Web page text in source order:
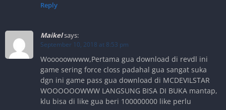
Reply
Maikelsays:
September 10, 2018 at 8:53 pm
Wooooowwww,Pertama gua download di revdl ini
game sering force closs padahal gua sangat suka
dgn ini game pass gua download di MCDEVILSTAR
WOOOOOOWWW LANGSUNG BISA DI BUKA mantap,
klu bisa di like gua beri 100000000 like perlu